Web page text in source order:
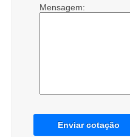
Mensagem:
Enviar cotação